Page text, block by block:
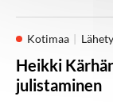
Kotimaa
Heikki
julistaminen